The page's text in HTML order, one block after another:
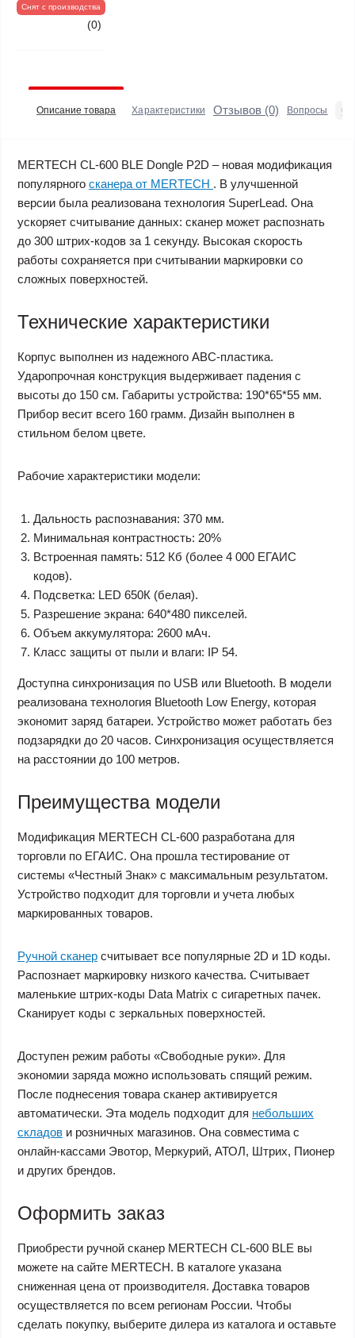
Снят с производства
(0)
Описание товара Характеристики Отзывов (0) Вопросы 0
MERTECH CL-600 BLE Dongle P2D – новая модификация
популярного сканера от MERTECH . В улучшенной
версии была реализована технология SuperLead. Она
ускоряет считывание данных: сканер может распознать
до 300 штрих-кодов за 1 секунду. Высокая скорость
работы сохраняется при считывании маркировки со
сложных поверхностей.
Технические характеристики
Корпус выполнен из надежного АВС-пластика.
Ударопрочная конструкция выдерживает падения с
высоты до 150 см. Габариты устройства: 190*65*55 мм.
Прибор весит всего 160 грамм. Дизайн выполнен в
стильном белом цвете.
Рабочие характеристики модели:
Дальность распознавания: 370 мм.
Минимальная контрастность: 20%
Встроенная память: 512 Кб (более 4 000 ЕГАИС
кодов).
Подсветка: LED 650К (белая).
Разрешение экрана: 640*480 пикселей.
Объем аккумулятора: 2600 мАч.
Класс защиты от пыли и влаги: IP 54.
Доступна синхронизация по USB или Bluetooth. В модели
реализована технология Bluetooth Low Energy, которая
экономит заряд батареи. Устройство может работать без
подзарядки до 20 часов. Синхронизация осуществляется
на расстоянии до 100 метров.
Преимущества модели
Модификация MERTECH CL-600 разработана для
торговли по ЕГАИС. Она прошла тестирование от
системы «Честный Знак» с максимальным результатом.
Устройство подходит для торговли и учета любых
маркированных товаров.
Ручной сканер считывает все популярные 2D и 1D коды.
Распознает маркировку низкого качества. Считывает
маленькие штрих-коды Data Matrix с сигаретных пачек.
Сканирует коды с зеркальных поверхностей.
Доступен режим работы «Свободные руки». Для
экономии заряда можно использовать спящий режим.
После поднесения товара сканер активируется
автоматически. Эта модель подходит для небольших
складов и розничных магазинов. Она совместима с
онлайн-кассами Эвотор, Меркурий, АТОЛ, Штрих, Пионер
и других брендов.
Оформить заказ
Приобрести ручной сканер MERTECH CL-600 BLE вы
можете на сайте MERTECH. В каталоге указана
сниженная цена от производителя. Доставка товаров
осуществляется по всем регионам России. Чтобы
сделать покупку, выберите дилера из каталога и оставьте